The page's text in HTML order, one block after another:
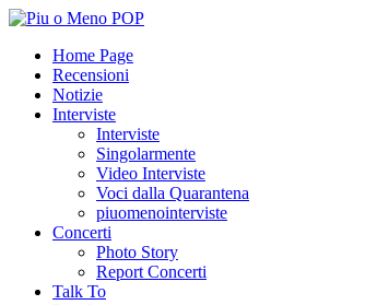
Home Page
Recensioni
Notizie
Interviste
Interviste
Singolarmente
Video Interviste
Voci dalla Quarantena
piuomenointerviste
Concerti
Photo Story
Report Concerti
Talk To